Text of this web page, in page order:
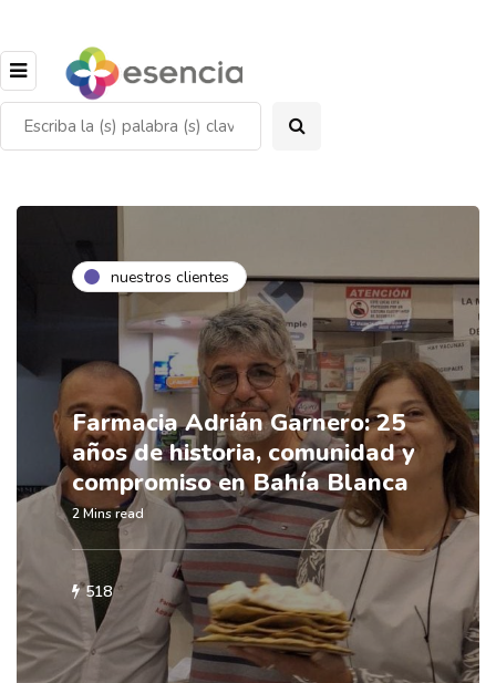
nuestros clientes
Farmacia Adrián Garnero: 25
años de historia, comunidad y
compromiso en Bahía Blanca
2 Mins read
518